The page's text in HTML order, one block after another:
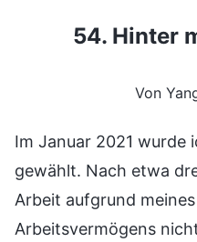
54. Hinter
Von
Im Januar 2021 wurde
gewählt. Nach etwa
Arbeit aufgrund
Arbeitsvermögens